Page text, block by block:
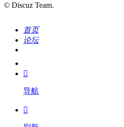
© Discuz Team.
首页
论坛
我的

导航
